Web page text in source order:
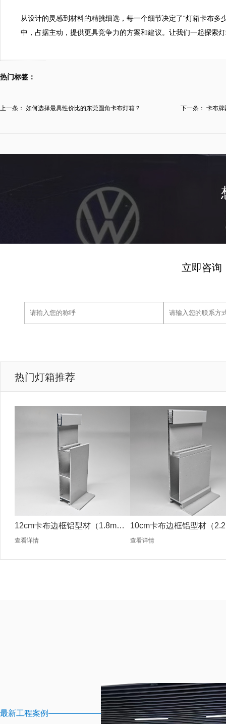
从设计的灵感到材料的精挑细选，每一个细节决定了“灯箱卡布
中，占据主动，提供更具竞争力的方案和建议。让我们一起探索
热门标签：
上一条： 如何选择最具性价比的东莞圆角卡布灯箱？ 下一条： 卡布牌
立即咨询
热门灯箱推荐
12cm卡布边框铝型材（1.8mm
银色）
查看详情
10cm卡布边框铝型材（
银色）
查看详情
最新工程案例